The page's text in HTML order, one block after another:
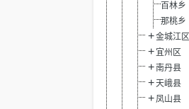
百林乡
那桃乡
金城江区
宜州区
南丹县
天峨县
凤山县